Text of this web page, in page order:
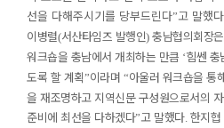
선을 다해주시기를 당부드린다”고 말했다
이병렬(서산타임즈 발행인) 충남협의회장은
워크숍을 충남에서 개최하는 만큼 ‘힘쎈 충
도록 할 계획”이라며 “아울러 워크숍을 통
을 재조명하고 지역신문 구성원으로서의
준비에 최선을 다하겠다”고 말했다. 한지협